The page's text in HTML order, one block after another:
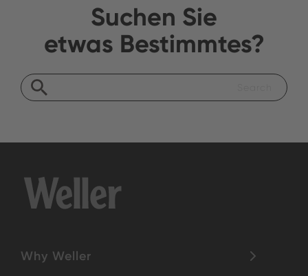
Suchen Sie
etwas Bestimmtes?
Why Weller